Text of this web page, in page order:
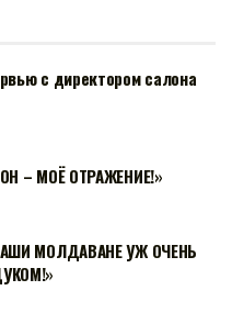
с директором салона
– МОЁ ОТРАЖЕНИЕ!»
МОЛДАВАНЕ УЖ ОЧЕНЬ